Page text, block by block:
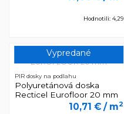
Hodnotili: 4,29
Vypredané
PIR dosky na podlahu
Polyuretánová doska
Recticel Eurofloor 20 mm
10,71 € / m2